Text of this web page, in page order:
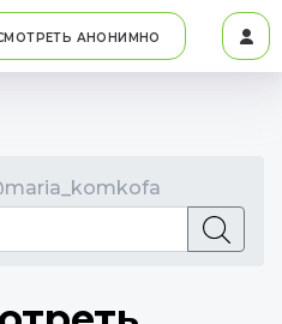
АНОНИМНО